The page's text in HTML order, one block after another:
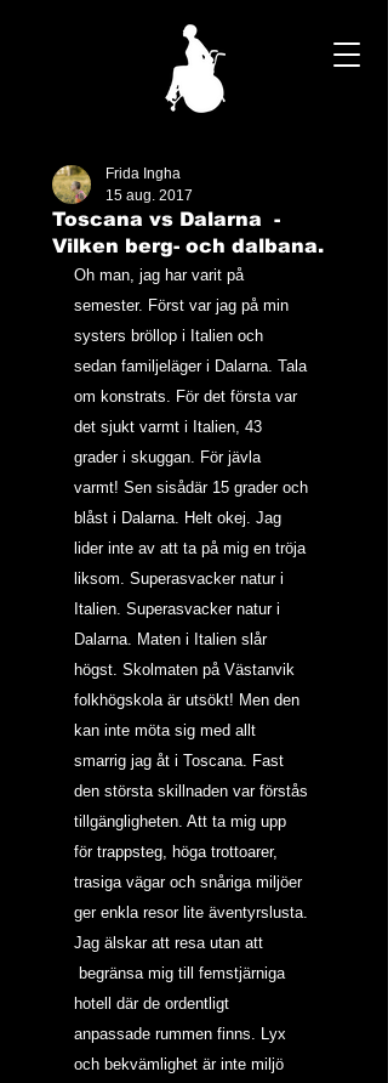
Toscana vs Dalarna -
Vilken berg- och dalbana.
Frida Ingha
15 aug. 2017
Oh man, jag har varit på
semester. Först var jag på min
systers bröllop i Italien och
sedan familjeläger i Dalarna. Tala
om konstrats. För det första var
det sjukt varmt i Italien, 43
grader i skuggan. För jävla
varmt! Sen sisådär 15 grader och
blåst i Dalarna. Helt okej. Jag
lider inte av att ta på mig en tröja
liksom. Superasvacker natur i
Italien. Superasvacker natur i
Dalarna. Maten i Italien slår
högst. Skolmaten på Västanvik
folkhögskola är utsökt! Men den
kan inte möta sig med allt
smarrig jag åt i Toscana. Fast
den största skillnaden var förstås
tillgängligheten. Att ta mig upp
för trappsteg, höga trottoarer,
trasiga vägar och snåriga miljöer
ger enkla resor lite äventyrslusta.
Jag älskar att resa utan att
begränsa mig till femstjärniga
hotell där de ordentligt
anpassade rummen finns. Lyx
och bekvämlighet är inte miljö